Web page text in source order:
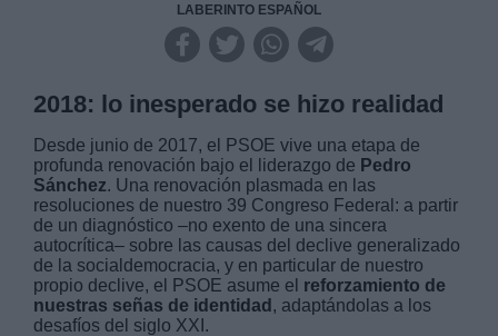
LABERINTO ESPAÑOL
2018: lo inesperado se hizo realidad
Desde junio de 2017, el PSOE vive una etapa de
profunda renovación bajo el liderazgo de Pedro
Sánchez. Una renovación plasmada en las
resoluciones de nuestro 39 Congreso Federal : a partir
de un diagnóstico –no exento de una sincera
autocrítica– sobre las causas del declive generalizado
de la socialdemocracia, y en particular de nuestro
propio declive, el PSOE asume el reforzamiento de
nuestras señas de identidad , adaptándolas a los
desafíos del siglo XXI.
Legitimación:
Destinatarios: